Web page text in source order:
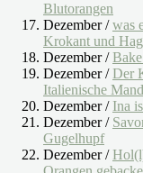
Blutorangen
Dezember /was
Krokant und
Dezember /
Dezember /Der
Italienische
Dezember / Ina
Dezember /
Gugelhupf
Dezember /